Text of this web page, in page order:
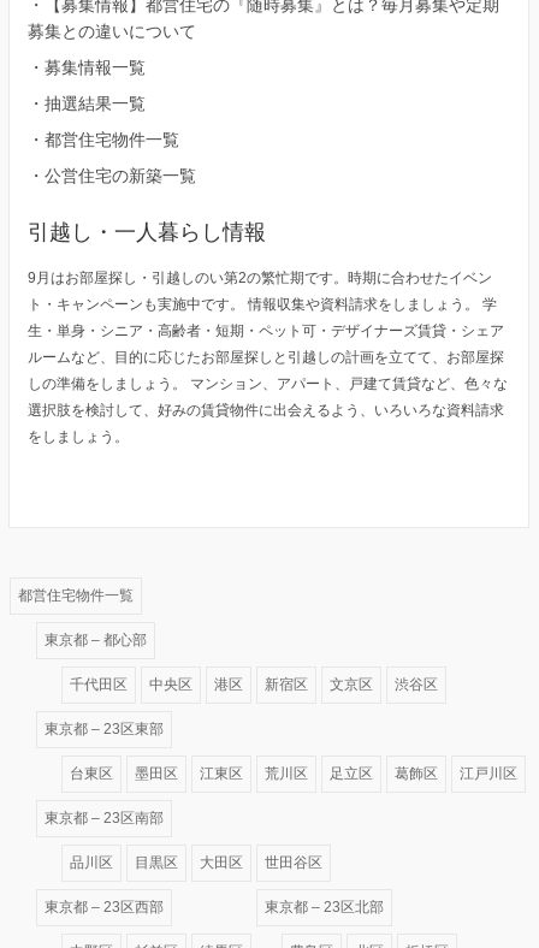
・
【募集情報】都営住宅の『随時募集』とは？毎月募集や定期
募集との違いについて
・ 募集情報一覧
・ 抽選結果一覧
・ 都営住宅物件一覧
・ 公営住宅の新築一覧
引越し・一人暮らし情報
9月はお部屋探し・引越しのい第2の繁忙期です。時期に合わせたイベン
ト・キャンペーンも実施中です。 情報収集や資料請求をしましょう。 学
生・単身・シニア・高齢者・短期・ペット可・デザイナーズ賃貸・シェア
ルームなど、目的に応じたお部屋探しと引越しの計画を立てて、お部屋探
しの準備をしましょう。 マンション、アパート、戸建て賃貸など、色々な
選択肢を検討して、好みの賃貸物件に出会えるよう、いろいろな資料請求
をしましょう。
都営住宅物件一覧
東京都 – 都心部
千代田区 中央区 港区 新宿区 文京区 渋谷区
東京都 – 23区東部
台東区 墨田区 江東区 荒川区 足立区 葛飾区 江戸川区
東京都 – 23区南部
品川区 目黒区 大田区 世田谷区
東京都 – 23区西部 東京都 – 23区北部